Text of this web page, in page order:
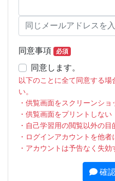
同意事項 必須
同意します。
以下のことに全て同意する
い。
・供覧画面をスクリーンショ
・供覧画面をプリントしない
・自己学習用の閲覧以外の
・ログインアカウントを他者
・アカウントは予告なく失効
確